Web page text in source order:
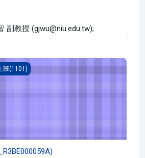
副教授 (gjwu@niu.edu.tw);
班(1101)